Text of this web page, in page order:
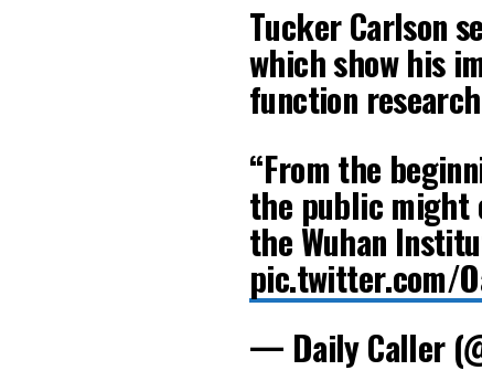
Tucker Carlson
which show his
function
“From the
the public might
the Wuhan
pic.twitter.com/
— Daily Caller